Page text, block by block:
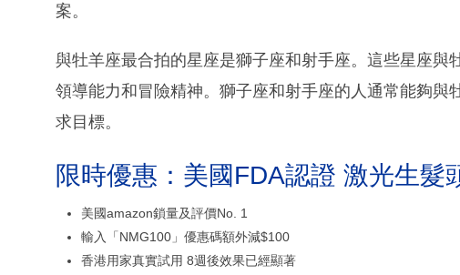
案。
與牡羊座最合拍的星座是獅子座和射手座。這些星座與
領導能力和冒險精神。獅子座和射手座的人通常能夠與
求目標。
限時優惠：美國FDA認證 激光生髮
美國amazon鎖量及評價No. 1
輸入「NMG100」優惠碼額外減$100
香港用家真實試用 8週後效果已經顯著